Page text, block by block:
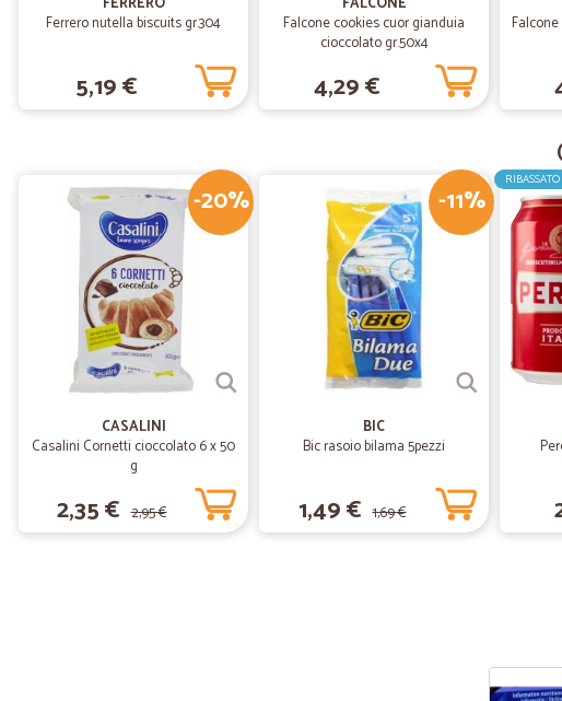
Ferrero nutella biscuits gr.304
5,19 €
Falcone cookies cuor gianduia
cioccolato gr.50x4
4,29 €
-20%
CASALINI
Casalini Cornetti cioccolato 6 x 50
g
2,35 € 2,95 €
-11%
BIC
Bic rasoio bilama 5pezzi
1,49 € 1,69 €
RIBASSATO